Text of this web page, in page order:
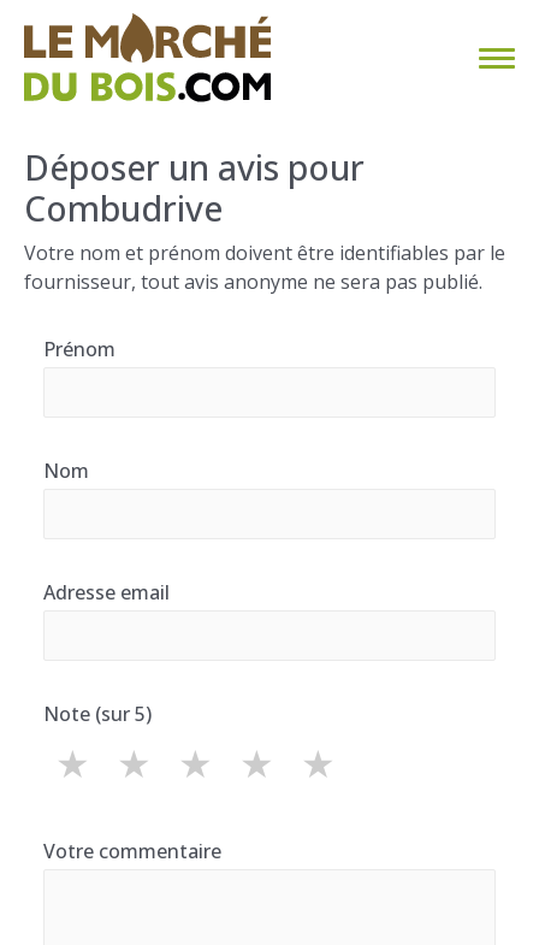
CHAUFFAGE AU BOIS
FAQ
CALCULER SA CONSOMMATION
Déposer un avis pour
Combudrive
Votre nom et prénom doivent être identifiables par le
fournisseur, tout avis anonyme ne sera pas publié.
Prénom
Nom
Adresse email
Note (sur 5)
★
★
★
★
★
Votre commentaire